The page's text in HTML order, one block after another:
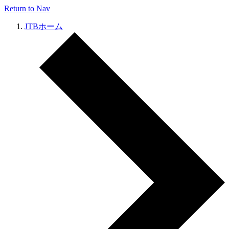
Return to Nav
JTBホーム